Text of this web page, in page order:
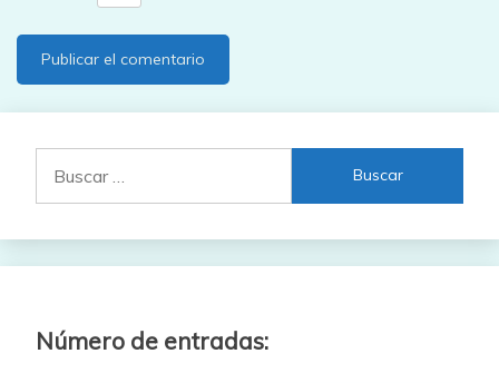
Número de entradas: